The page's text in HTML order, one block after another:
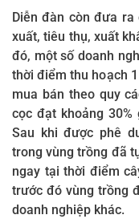
Diễn đàn còn đưa
xuất, tiêu thụ, xuất
đó, một số doanh
thời điểm thu hoạch
mua bán theo quy
cọc đạt khoảng
Sau khi được phê
trong vùng trồng đã
ngay tại thời điểm
trước đó vùng trồng
doanh nghiệp khác.